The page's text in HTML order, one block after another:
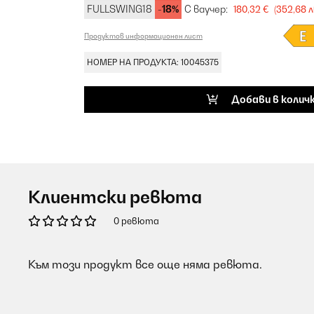
FULLSWING18 -18% С ваучер: 180,32 € (352,68
Продуктов информационен лист
НОМЕР НА ПРОДУКТА: 10045375
Добави в
Клиентски ревюта
0 ревюта
Към този продукт все още няма ревюта.